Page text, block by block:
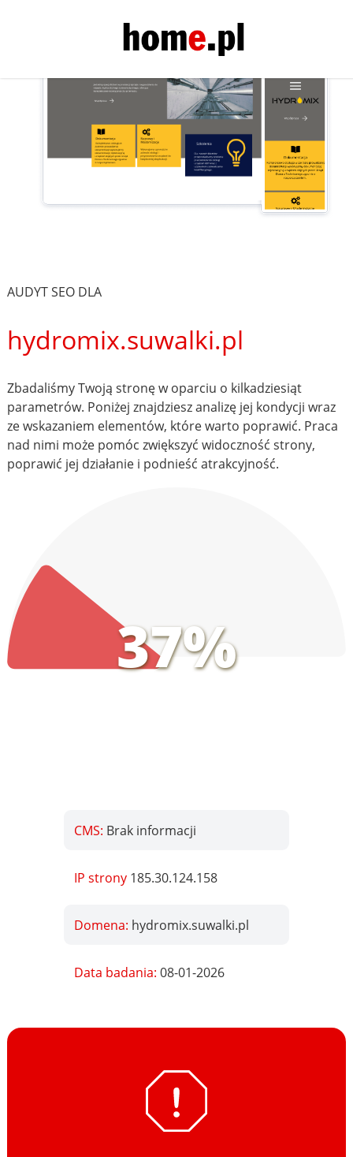
AUDYT SEO DLA
hydromix.suwalki.pl
Zbadaliśmy Twoją stronę w oparciu o kilkadziesiąt
parametrów. Poniżej znajdziesz analizę jej kondycji wraz
ze wskazaniem elementów, które warto poprawić. Praca
nad nimi może pomóc zwiększyć widoczność strony,
poprawić jej działanie i podnieść atrakcyjność.
37%
CMS: Brak informacji
IP strony 185.30.124.158
Domena: hydromix.suwalki.pl
Data badania:08-01-2026